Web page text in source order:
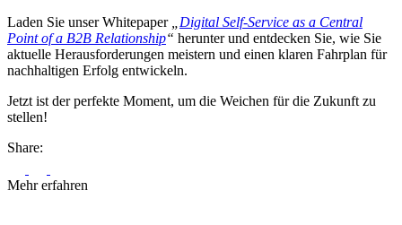
Laden Sie unser Whitepaper
Digital Self-Service as a ​Central
Point of a B2B Relationship“ herunter und entdecken Sie, wie Sie
aktuelle Herausforderungen meistern und einen klaren Fahrplan für
nachhaltigen Erfolg entwickeln.
Jetzt ist der perfekte Moment, um die Weichen für die Zukunft zu
stellen!
Share:
Mehr erfahren